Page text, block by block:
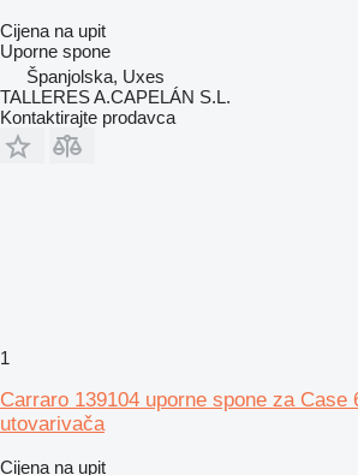
Cijena na upit
Uporne spone
Španjolska, Uxes
TALLERES A.CAPELÁN S.L.
Kontaktirajte prodavca
1
Carraro 139104 uporne spone za Case
utovarivača
Cijena na upit